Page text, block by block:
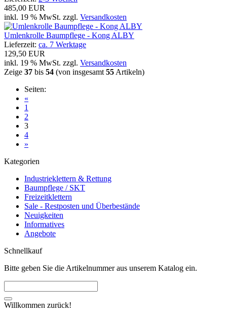
485,00 EUR
inkl. 19 % MwSt. zzgl. Versandkosten
Umlenkrolle Baumpflege - Kong ALBY
Lieferzeit: ca. 7 Werktage
129,50 EUR
inkl. 19 % MwSt. zzgl. Versandkosten
Zeige 37 bis 54 (von insgesamt 55 Artikeln)
Seiten:
«
1
2
3
4
»
Kategorien
Industrieklettern & Rettung
Baumpflege / SKT
Freizeitklettern
Sale - Restposten und Überbestände
Neuigkeiten
Informatives
Angebote
Schnellkauf
Bitte geben Sie die Artikelnummer aus unserem Katalog ein.
Willkommen zurück!